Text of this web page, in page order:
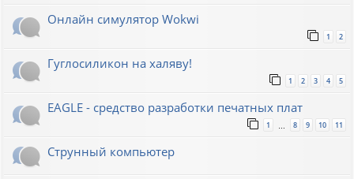
Онлайн симулятор Wokwi
1 2
Гуглосиликон на халяву!
1 2 3 4 5
EAGLE - средство разработки печатных плат
1 … 8 9 10 11
Струнный компьютер